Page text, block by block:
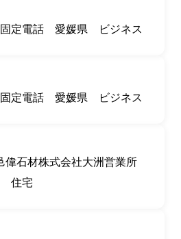
固定電話 愛媛県 ビジネス
固定電話 愛媛県 ビジネス
偉石材株式会社大洲営業所
住宅